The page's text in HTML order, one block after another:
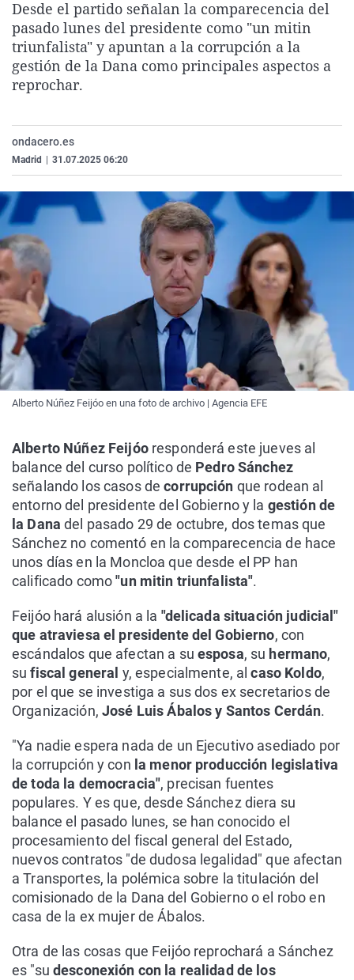
La rosa de los vientos
Gente viajera
Como el perro y el
Caso
Retornados
Equipo de
Extremadura
Galicia
La Rioja
País Vasco
Virales
Televisión
Elecciones
Desde el partido señalan la comparecencia del
pasado lunes del presidente como "un mitin
triunfalista" y apuntan a la corrupción a la
gestión de la Dana como principales aspectos a
reprochar.
ondacero.es
Madrid 31.07.2025 06:20
Alberto Núñez Feijóo en una foto de archivo | Agencia EFE
Alberto Núñez Feijóoresponderá este jueves al
balance del curso político de Pedro Sánchez
señalando los casos decorrupción que rodean al
entorno del presidente del Gobierno y la gestión de
la Dana del pasado 29 de octubre, dos temas que
Sánchez no comentó en la comparecencia de hace
unos días en la Moncloa que desde el PP han
calificado como"un mitin triunfalista".
Feijóo hará alusión a la "delicada situación judicial"
que atraviesa el presidente del Gobierno, con
escándalos que afectan a su esposa, su hermano,
sufiscal general y, especialmente, alcaso Koldo,
por el que se investiga a sus dos ex secretarios de
Organización, José Luis Ábalos y Santos Cerdán.
"Ya nadie espera nada de un Ejecutivo asediado por
la corrupción y con la menor producción legislativa
de toda la democracia", precisan fuentes
populares. Y es que, desde Sánchez diera su
balance el pasado lunes, se han conocido el
procesamiento del fiscal general del Estado,
nuevos contratos "de dudosa legalidad" que afectan
a Transportes, la polémica sobre la titulación del
comisionado de la Dana del Gobierno o el robo en
casa de la ex mujer de Ábalos.
Otra de las cosas que Feijóo reprochará a Sánchez
es "su desconexión con la realidad de los